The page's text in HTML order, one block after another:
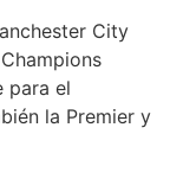
City
para el
la Premier y